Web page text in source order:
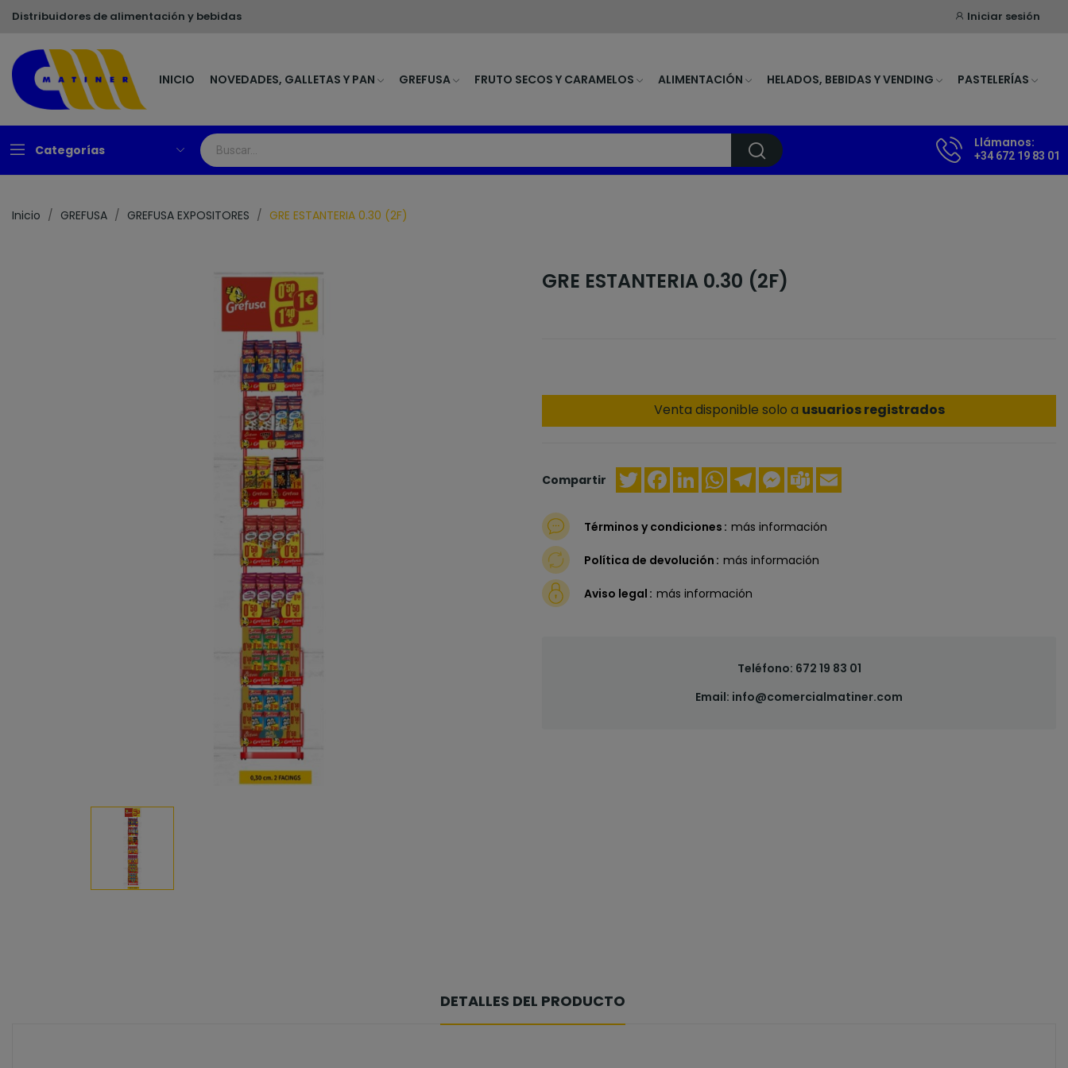
Distribuidores de alimentación y bebidas Iniciar sesión
INICIO NOVEDADES, GALLETAS Y PAN GREFUSA FRUTO SECOS Y CARAMELOS ALIMENTACIÓN HELADOS, BEBIDAS Y VENDING PASTELERÍAS
Categorías Llámanos:
+34 672 19 83 01
Inicio GREFUSA GREFUSA EXPOSITORES GRE ESTANTERIA 0.30 (2F)
GRE ESTANTERIA 0.30 (2F)
Venta disponible solo a usuarios registrados
Compartir TwitterFacebookLinkedInWhatsAppTelegramMessenger
Teams
Términos y condiciones más información
Política de devolución más información
Aviso legal más información
Teléfono: 672 19 83 01
Email: info@comercialmatiner.com
DETALLES DEL PRODUCTO